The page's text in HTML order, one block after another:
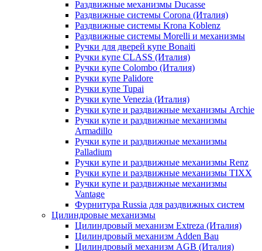
Раздвижные механизмы Ducasse
Раздвижные системы Corona (Италия)
Раздвижные системы Krona Koblenz
Раздвижные системы Morelli и механизмы
Ручки для дверей купе Bonaiti
Ручки купе CLASS (Италия)
Ручки купе Colombo (Италия)
Ручки купе Palidore
Ручки купе Tupai
Ручки купе Venezia (Италия)
Ручки купе и раздвижные механизмы Archie
Ручки купе и раздвижные механизмы
Armadillo
Ручки купе и раздвижные механизмы
Palladium
Ручки купе и раздвижные механизмы Renz
Ручки купе и раздвижные механизмы TIXX
Ручки купе и раздвижные механизмы
Vantage
Фурнитура Russia для раздвижных систем
Цилиндровые механизмы
Цилиндровый механизм Extreza (Италия)
Цилиндровый механизм Adden Bau
Цилиндровый механизм AGB (Италия)